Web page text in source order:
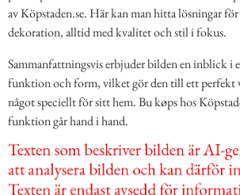
av Köpstaden.se. Här kan man hitta lösningar
dekoration, alltid med kvalitet och stil i fokus.
Sammanfattningsvis erbjuder bilden en inblick i
funktion och form, vilket gör den till ett perfekt
något speciellt för sitt hem. Bu køps hos
funktion går hand i hand.